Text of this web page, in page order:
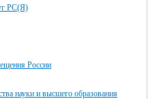
РС(Я)
России
науки и высшего образования